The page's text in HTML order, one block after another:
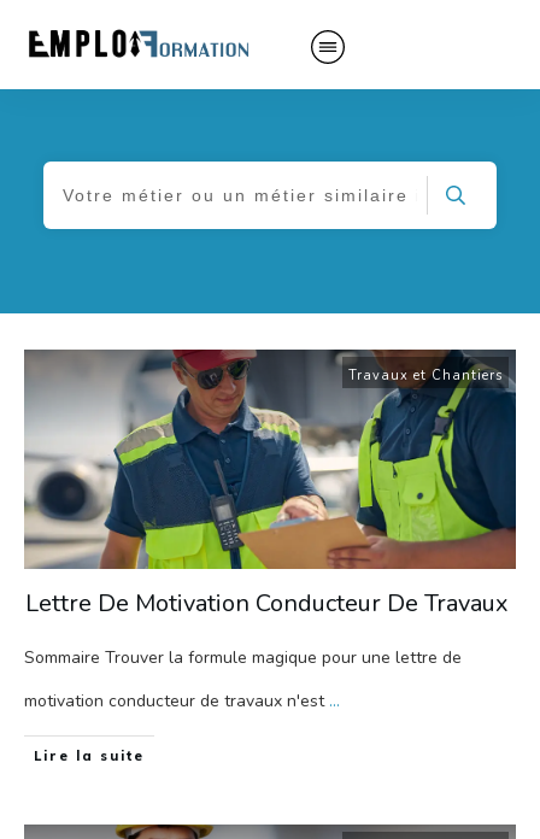
Travaux et Chantiers
Lettre De Motivation Conducteur De Travaux
Sommaire Trouver la formule magique pour une lettre de
motivation conducteur de travaux n'est ...
Lire la suite